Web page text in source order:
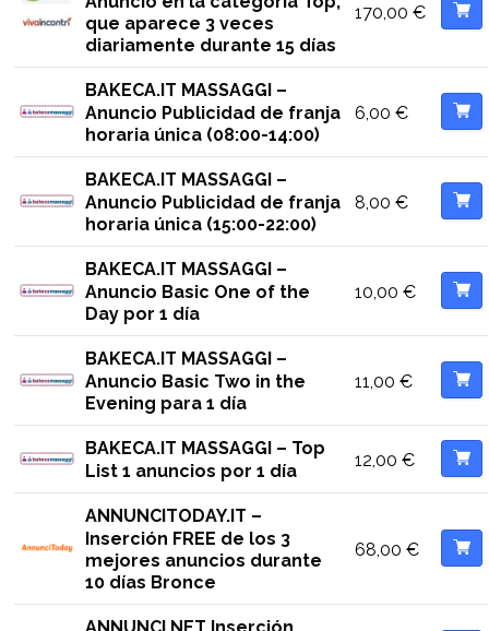
que aparece 3 veces
diariamente durante 15 días
170,00 €
BAKECA.IT MASSAGGI –
Anuncio Publicidad de franja
horaria única (08:00-14:00)
6,00 €
BAKECA.IT MASSAGGI –
Anuncio Publicidad de franja
horaria única (15:00-22:00)
8,00 €
BAKECA.IT MASSAGGI –
Anuncio Basic One of the
Day por 1 día
10,00 €
BAKECA.IT MASSAGGI –
Anuncio Basic Two in the
Evening para 1 día
11,00 €
BAKECA.IT MASSAGGI – Top
List 1 anuncios por 1 día
12,00 €
ANNUNCITODAY.IT –
Inserción FREE de los 3
mejores anuncios durante
10 días Bronce
68,00 €